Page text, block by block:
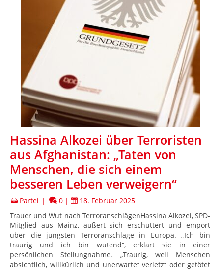
Hassina Alkozei über Terroristen
aus Afghanistan: „Taten von
Menschen, die sich einem
besseren Leben verweigern“
Partei | 0 |
18. Februar 2025
Trauer und Wut nach TerroranschlägenHassina Alkozei, SPD-
Mitglied aus Mainz, äußert sich erschüttert und empört
über die jüngsten Terroranschläge in Europa. „Ich bin
traurig und ich bin wütend“, erklärt sie in einer
persönlichen Stellungnahme. „Traurig, weil Menschen
absichtlich, willkürlich und unerwartet verletzt oder getötet